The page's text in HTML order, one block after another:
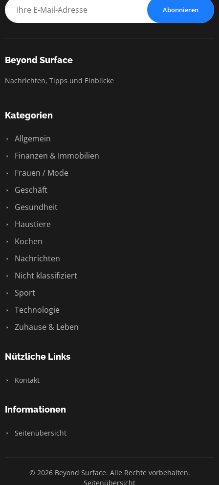
Abonnieren
Beyond Surface
Nachrichten, Tipps und Einblicke
Kategorien
Allgemein
Finanzen & Immobilien
Frauen / Mode
Geschäft
Gesundheit
Haustiere
Kochen
Nachrichten
Nicht klassifiziert
Sport
Technologie
Zuhause & Leben
Nützliche Links
Kontakt
Informationen
Seitenübersicht
© 2026 Beyond Surface. Alle Rechte vorbehalten.
Seitenübersicht